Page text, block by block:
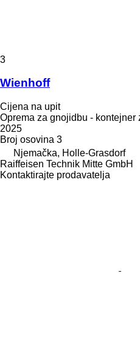
3
Wienhoff
Cijena na upit
Oprema za gnojidbu - kontejner
2025
Broj osovina 3
Njemačka, Holle-Grasdorf
Raiffeisen Technik Mitte GmbH
Kontaktirajte prodavatelja